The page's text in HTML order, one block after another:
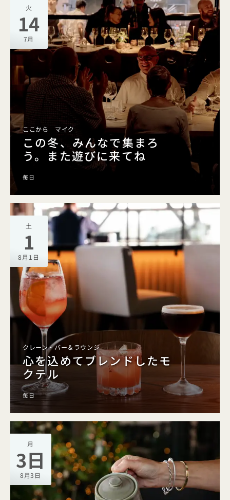
火
14
7月
ここから マイク
この冬、みんなで集まろ
う。また遊びに来てね
毎日
土
1
8月1日
クレーン・バー＆ラウンジ
心を込めてブレンドしたモ
クテル
毎日
月
3日
8月3日